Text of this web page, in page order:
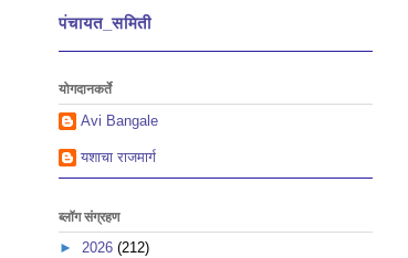
पंचायत_समिती
योगदानकर्ते
Avi Bangale
यशाचा राजमार्ग
ब्लॉग संग्रहण
► 2026 (212)